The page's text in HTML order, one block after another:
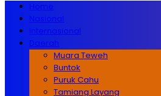
Home
Nasional
Internasional
Daerah
Muara Teweh
Buntok
Puruk Cahu
Tamiang Layang